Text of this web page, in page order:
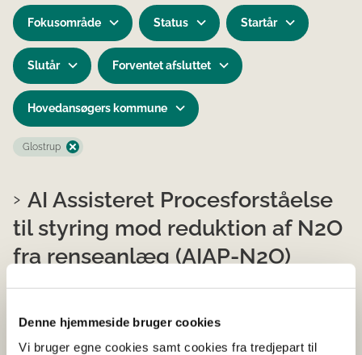
Denne hjemmeside bruger cookies
Vi bruger egne cookies samt cookies fra tredjepart til
Fokusområde Status Startår
Slutår Forventet afsluttet
Hovedansøgers kommune
Glostrup
AI Assisteret Procesforståelse
til styring mod reduktion af N2O
fra renseanlæg (AIAP-N2O)
2025
MUDP
Udvikling, Test og Demonstration af Miljøteknologi
Vandforsyning og affaldshåndtering